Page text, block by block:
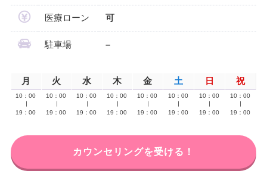
医療ローン 可
駐車場 –
月 火 水 木 金 土 日 祝
10：00
19：00
10：00
19：00
10：00
19：00
10：00
19：00
10：00
19：00
10：00
19：00
10：00
19：00
10：00
19：00
カウンセリングを受ける！